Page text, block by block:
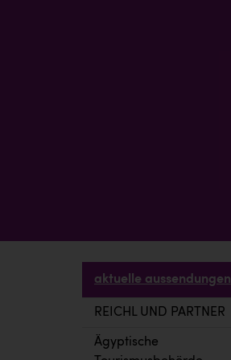
aktuelle aussendungen
REICHL UND PARTNER
Ägyptische